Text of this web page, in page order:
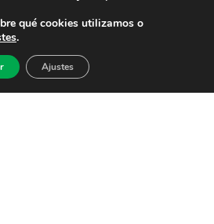
qué cookies utilizamos o
.
Ajustes